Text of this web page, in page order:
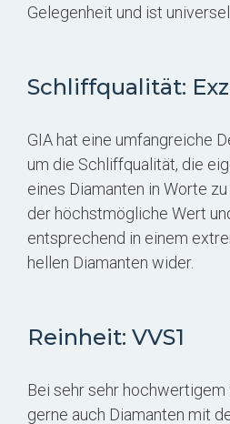
Gelegenheit und ist
Schliffqualität:
GIA hat eine umfangreiche
um die Schliffqualität, die
eines Diamanten in Worte
der höchstmögliche Wert
entsprechend in einem
hellen Diamanten wider.
Reinheit: VVS1
Bei sehr sehr
gerne auch Diamanten mit